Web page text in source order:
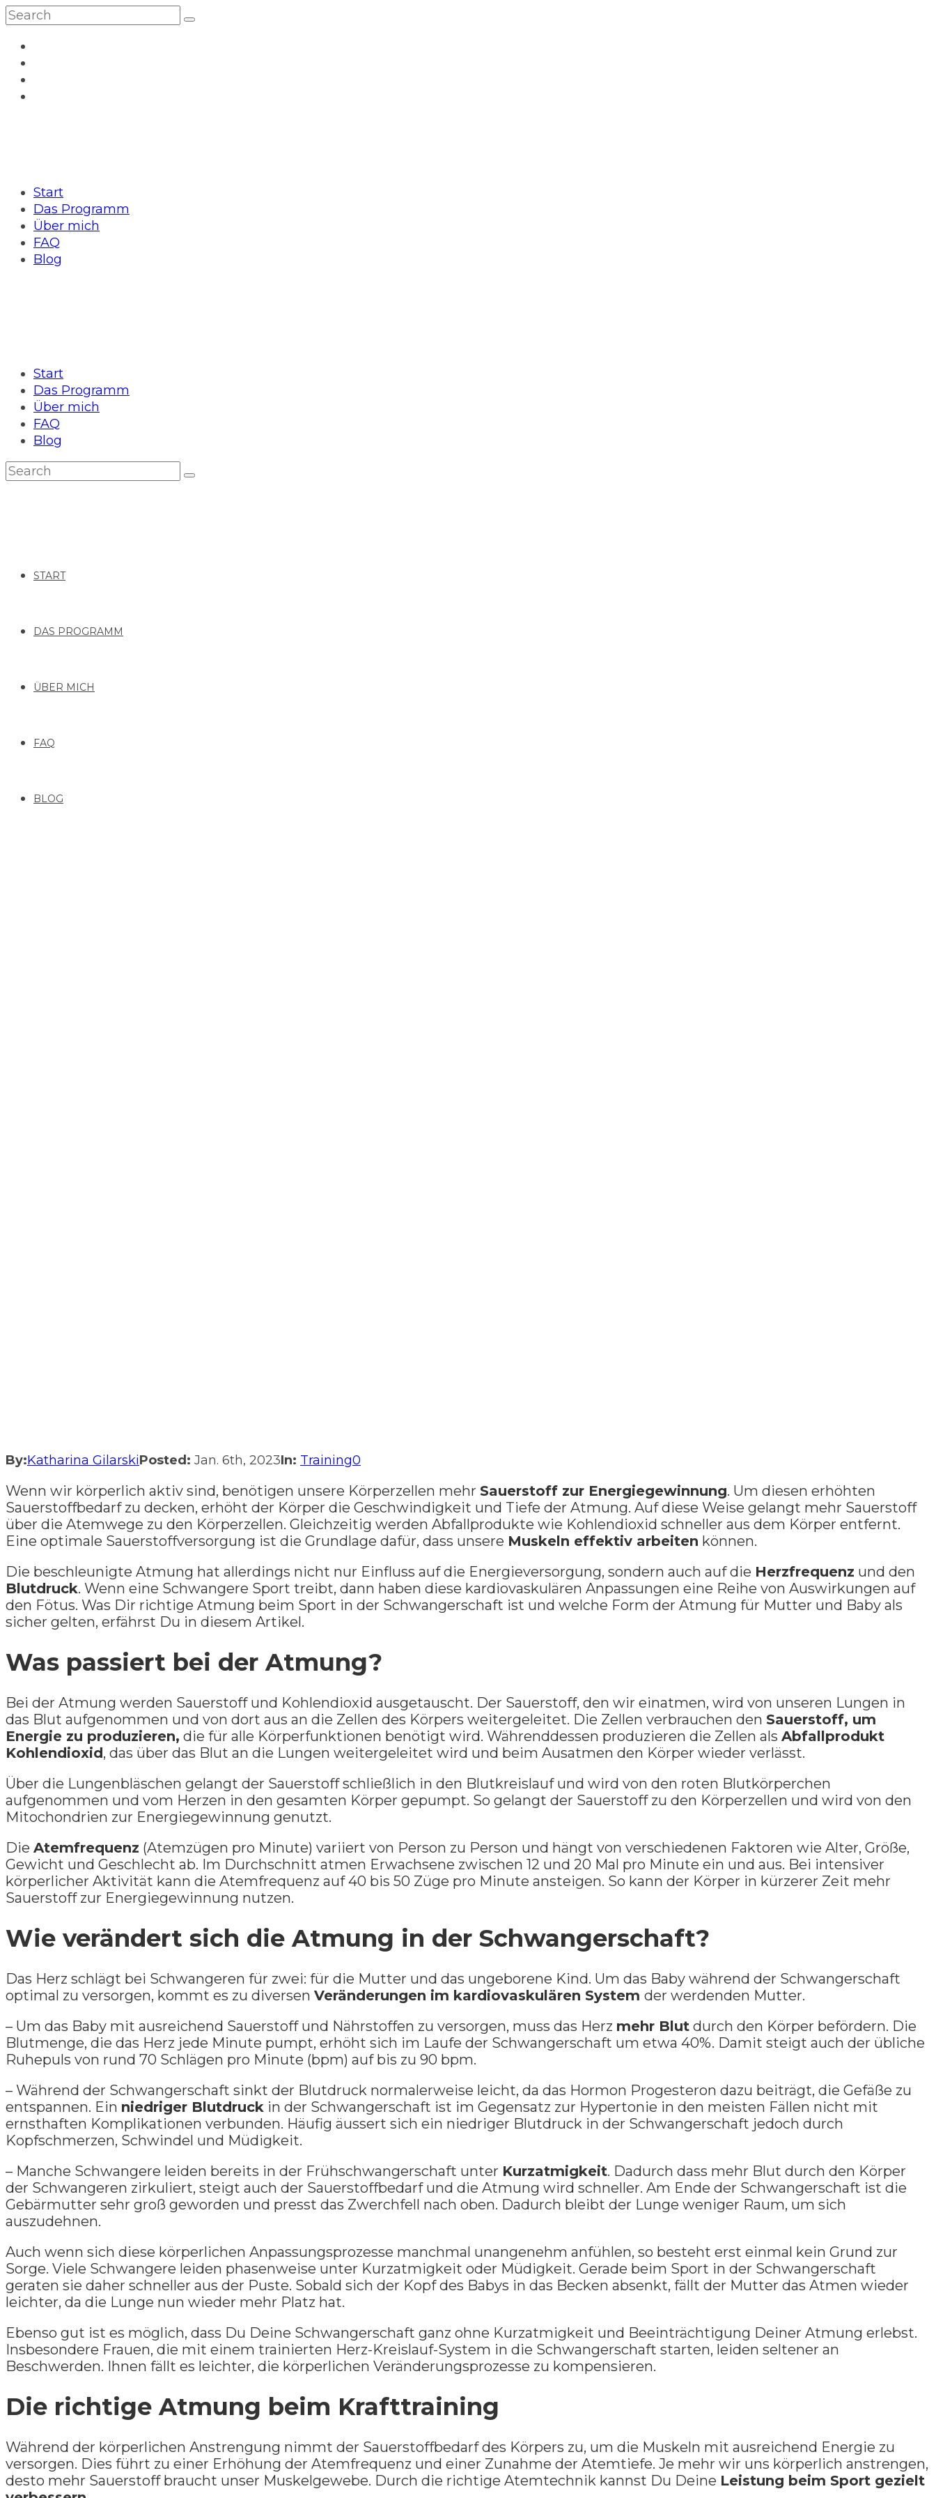
Start
Das Programm
Über mich
FAQ
Blog
Start
Das Programm
Über mich
FAQ
Blog
START
DAS PROGRAMM
ÜBER MICH
FAQ
BLOG
By:Katharina GilarskiPosted: Jan. 6th, 2023In: Training0
Wenn wir körperlich aktiv sind, benötigen unsere Körperzellen mehr Sauerstoff zur Energiegewinnung. Um diesen erhöhten
Sauerstoffbedarf zu decken, erhöht der Körper die Geschwindigkeit und Tiefe der Atmung. Auf diese Weise gelangt mehr Sauerstoff
über die Atemwege zu den Körperzellen. Gleichzeitig werden Abfallprodukte wie Kohlendioxid schneller aus dem Körper entfernt.
Eine optimale Sauerstoffversorgung ist die Grundlage dafür, dass unsere Muskeln effektiv arbeiten können.
Die beschleunigte Atmung hat allerdings nicht nur Einfluss auf die Energieversorgung, sondern auch auf die Herzfrequenz und den
Blutdruck. Wenn eine Schwangere Sport treibt, dann haben diese kardiovaskulären Anpassungen eine Reihe von Auswirkungen auf
den Fötus. Was Dir richtige Atmung beim Sport in der Schwangerschaft ist und welche Form der Atmung für Mutter und Baby als
sicher gelten, erfährst Du in diesem Artikel.
Was passiert bei der Atmung?
Bei der Atmung werden Sauerstoff und Kohlendioxid ausgetauscht. Der Sauerstoff, den wir einatmen, wird von unseren Lungen in
das Blut aufgenommen und von dort aus an die Zellen des Körpers weitergeleitet. Die Zellen verbrauchen den Sauerstoff, um
Energie zu produzieren, die für alle Körperfunktionen benötigt wird. Währenddessen produzieren die Zellen als Abfallprodukt
Kohlendioxid, das über das Blut an die Lungen weitergeleitet wird und beim Ausatmen den Körper wieder verlässt.
Über die Lungenbläschen gelangt der Sauerstoff schließlich in den Blutkreislauf und wird von den roten Blutkörperchen
aufgenommen und vom Herzen in den gesamten Körper gepumpt. So gelangt der Sauerstoff zu den Körperzellen und wird von den
Mitochondrien zur Energiegewinnung genutzt.
Die Atemfrequenz (Atemzügen pro Minute) variiert von Person zu Person und hängt von verschiedenen Faktoren wie Alter, Größe,
Gewicht und Geschlecht ab. Im Durchschnitt atmen Erwachsene zwischen 12 und 20 Mal pro Minute ein und aus. Bei intensiver
körperlicher Aktivität kann die Atemfrequenz auf 40 bis 50 Züge pro Minute ansteigen. So kann der Körper in kürzerer Zeit mehr
Sauerstoff zur Energiegewinnung nutzen.
Wie verändert sich die Atmung in der Schwangerschaft?
Das Herz schlägt bei Schwangeren für zwei: für die Mutter und das ungeborene Kind. Um das Baby während der Schwangerschaft
optimal zu versorgen, kommt es zu diversen Veränderungen im kardiovaskulären System der werdenden Mutter.
– Um das Baby mit ausreichend Sauerstoff und Nährstoffen zu versorgen, muss das Herz mehr Blut durch den Körper befördern. Die
Blutmenge, die das Herz jede Minute pumpt, erhöht sich im Laufe der Schwangerschaft um etwa 40%. Damit steigt auch der übliche
Ruhepuls von rund 70 Schlägen pro Minute (bpm) auf bis zu 90 bpm.
– Während der Schwangerschaft sinkt der Blutdruck normalerweise leicht, da das Hormon Progesteron dazu beiträgt, die Gefäße zu
entspannen. Ein niedriger Blutdruck in der Schwangerschaft ist im Gegensatz zur Hypertonie in den meisten Fällen nicht mit
ernsthaften Komplikationen verbunden. Häufig äussert sich ein niedriger Blutdruck in der Schwangerschaft jedoch durch
Kopfschmerzen, Schwindel und Müdigkeit.
– Manche Schwangere leiden bereits in der Frühschwangerschaft unter Kurzatmigkeit. Dadurch dass mehr Blut durch den Körper
der Schwangeren zirkuliert, steigt auch der Sauerstoffbedarf und die Atmung wird schneller. Am Ende der Schwangerschaft ist die
Gebärmutter sehr groß geworden und presst das Zwerchfell nach oben. Dadurch bleibt der Lunge weniger Raum, um sich
auszudehnen.
Auch wenn sich diese körperlichen Anpassungsprozesse manchmal unangenehm anfühlen, so besteht erst einmal kein Grund zur
Sorge. Viele Schwangere leiden phasenweise unter Kurzatmigkeit oder Müdigkeit. Gerade beim Sport in der Schwangerschaft
geraten sie daher schneller aus der Puste. Sobald sich der Kopf des Babys in das Becken absenkt, fällt der Mutter das Atmen wieder
leichter, da die Lunge nun wieder mehr Platz hat.
Ebenso gut ist es möglich, dass Du Deine Schwangerschaft ganz ohne Kurzatmigkeit und Beeinträchtigung Deiner Atmung erlebst.
Insbesondere Frauen, die mit einem trainierten Herz-Kreislauf-System in die Schwangerschaft starten, leiden seltener an
Beschwerden. Ihnen fällt es leichter, die körperlichen Veränderungsprozesse zu kompensieren.
Die richtige Atmung beim Krafttraining
Während der körperlichen Anstrengung nimmt der Sauerstoffbedarf des Körpers zu, um die Muskeln mit ausreichend Energie zu
versorgen. Dies führt zu einer Erhöhung der Atemfrequenz und einer Zunahme der Atemtiefe. Je mehr wir uns körperlich anstrengen,
desto mehr Sauerstoff braucht unser Muskelgewebe. Durch die richtige Atemtechnik kannst Du Deine Leistung beim Sport gezielt